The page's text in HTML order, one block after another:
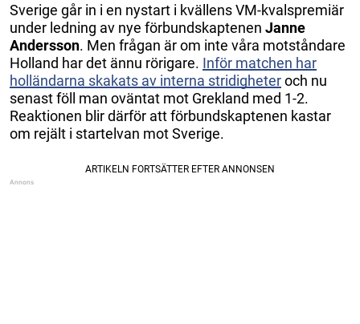
Sverige går in i en nystart i kvällens VM-kvalspremiär
under ledning av nye förbundskaptenen Janne
Andersson. Men frågan är om inte våra motståndare
Holland har det ännu rörigare. Inför matchen har
holländarna skakats av interna stridigheteroch nu
senast föll man oväntat mot Grekland med 1-2.
Reaktionen blir därför att förbundskaptenen kastar
om rejält i startelvan mot Sverige.